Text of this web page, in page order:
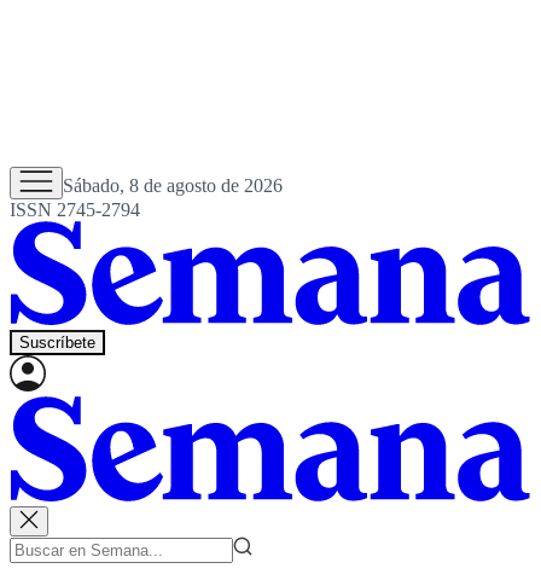
Sábado, 8 de agosto de 2026
ISSN 2745-2794
Suscríbete